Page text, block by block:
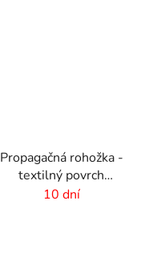
Propagačná rohožka -
textilný povrch
-60x40cm
10 dní